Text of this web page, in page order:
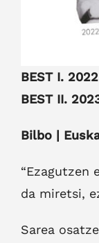
BEST I.
BEST II.
Bilbo |
“Ezagutzen
da miretsi,
Sarea